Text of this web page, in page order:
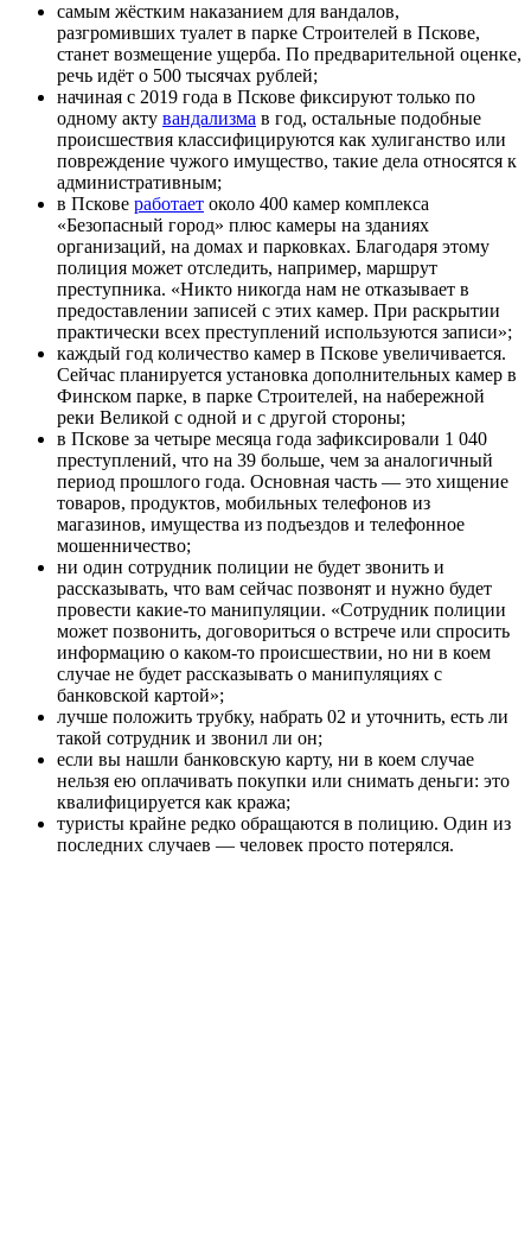
самым жёстким наказанием для вандалов,
разгромивших туалет в парке Строителей в Пскове,
станет возмещение ущерба. По предварительной оценке,
речь идёт о 500 тысячах рублей;
начиная с 2019 года в Пскове фиксируют только по
одному акту вандализма в год, остальные подобные
происшествия классифицируются как хулиганство или
повреждение чужого имущество, такие дела относятся к
административным;
в Пскове работает около 400 камер комплекса
«Безопасный город» плюс камеры на зданиях
организаций, на домах и парковках. Благодаря этому
полиция может отследить, например, маршрут
преступника. «Никто никогда нам не отказывает в
предоставлении записей с этих камер. При раскрытии
практически всех преступлений используются записи»;
каждый год количество камер в Пскове увеличивается.
Сейчас планируется установка дополнительных камер в
Финском парке, в парке Строителей, на набережной
реки Великой с одной и с другой стороны;
в Пскове за четыре месяца года зафиксировали 1 040
преступлений, что на 39 больше, чем за аналогичный
период прошлого года. Основная часть — это хищение
товаров, продуктов, мобильных телефонов из
магазинов, имущества из подъездов и телефонное
мошенничество;
ни один сотрудник полиции не будет звонить и
рассказывать, что вам сейчас позвонят и нужно будет
провести какие-то манипуляции. «Сотрудник полиции
может позвонить, договориться о встрече или спросить
информацию о каком-то происшествии, но ни в коем
случае не будет рассказывать о манипуляциях с
банковской картой»;
лучше положить трубку, набрать 02 и уточнить, есть ли
такой сотрудник и звонил ли он;
если вы нашли банковскую карту, ни в коем случае
нельзя ею оплачивать покупки или снимать деньги: это
квалифицируется как кража;
туристы крайне редко обращаются в полицию. Один из
последних случаев — человек просто потерялся.